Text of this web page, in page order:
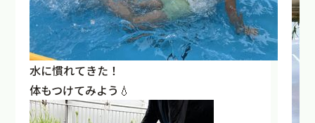
水に慣れてきた！
体もつけてみよう💧